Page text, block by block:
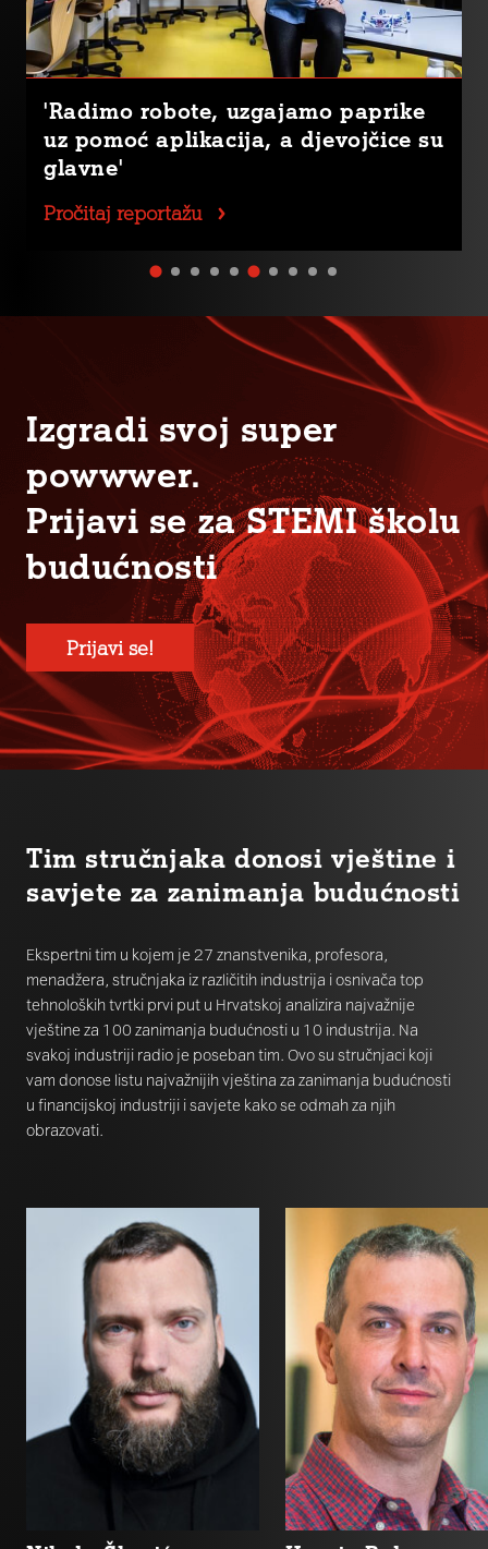
'Radimo robote, uzgajamo paprike
uz pomoć aplikacija, a djevojčice su
glavne'
Pročitaj reportažu
Izgradi svoj super
powwwer.
Prijavi se za STEMI školu
budućnosti
Prijavi se!
Tim stručnjaka donosi vještine i
savjete za zanimanja budućnosti
Ekspertni tim u kojem je 27 znanstvenika, profesora,
menadžera, stručnjaka iz različitih industrija i osnivača top
tehnoloških tvrtki prvi put u Hrvatskoj analizira najvažnije
vještine za 100 zanimanja budućnosti u 10 industrija. Na
svakoj industriji radio je poseban tim. Ovo su stručnjaci koji
vam donose listu najvažnijih vještina za zanimanja budućnosti
u financijskoj industriji i savjete kako se odmah za njih
obrazovati.